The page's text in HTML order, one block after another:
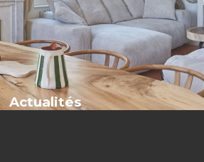
Actualités